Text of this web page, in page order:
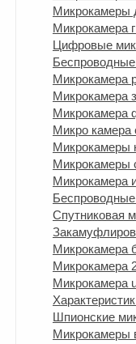
Микрокамеры
Микрокамера
Цифровые
Микрокамера
Микрокамера
Микрокамера
Микро камера
Микрокамеры
Микрокамеры
Микрокамера
Спутниковая
Микрокамера
Микрокамера
Микрокамера
Шпионские
Микрокамеры